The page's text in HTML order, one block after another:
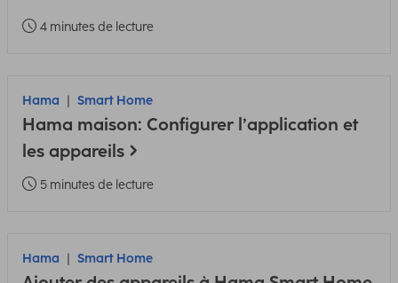
4 minutes de lecture
Hama Smart Home
Hama maison: Configurer l’application et
les appareils
5 minutes de lecture
Hama Smart Home